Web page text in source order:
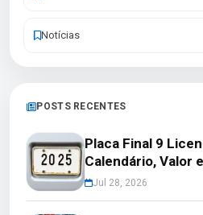
Notícias
POSTS RECENTES
Placa Final 9
Calendário, Valor
Jul 28, 2026